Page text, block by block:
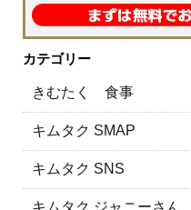
カテゴリー
きむたく 食事
キムタク SMAP
キムタク SNS